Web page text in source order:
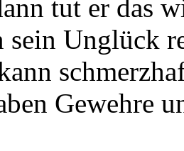
tut er das
sein Unglück
Gewehre